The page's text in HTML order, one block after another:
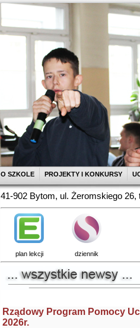
O SZKOLE PROJEKTY I KONKURSY
41-902 Bytom, ul. Żeromskiego 26,
plan lekcji dziennik
Rządowy Program Pomocy
2026r.